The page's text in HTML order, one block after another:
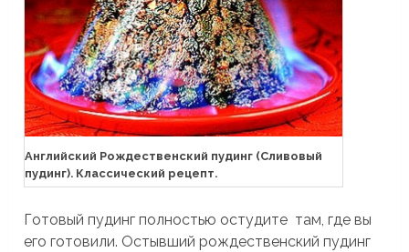
Английский Рождественский пудинг (Сливовый
пудинг). Классический рецепт.
Готовый пудинг полностью остудите там, где вы
его готовили. Остывший рождественский пудинг